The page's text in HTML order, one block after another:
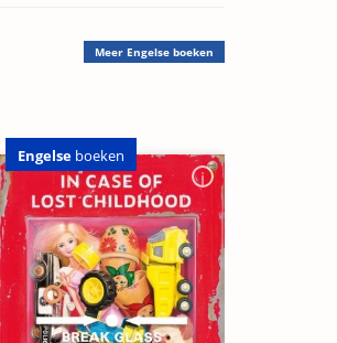
Meer Engelse boeken
Engelse boeken